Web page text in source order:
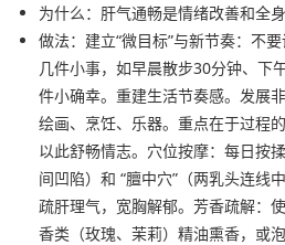
为什么：肝气通畅是情绪改善和全
做法：建立“微目标”与新节奏：不
几件小事，如早晨散步30分钟、下
件小确幸。重建生活节奏感。发展
绘画、烹饪、乐器。重点在于过程
以此舒畅情志。穴位按摩：每日按
间凹陷）和 “膻中穴”（两乳头连线
疏肝理气，宽胸解郁。芳香疏解：
香类（玫瑰、茉莉）精油熏香，或